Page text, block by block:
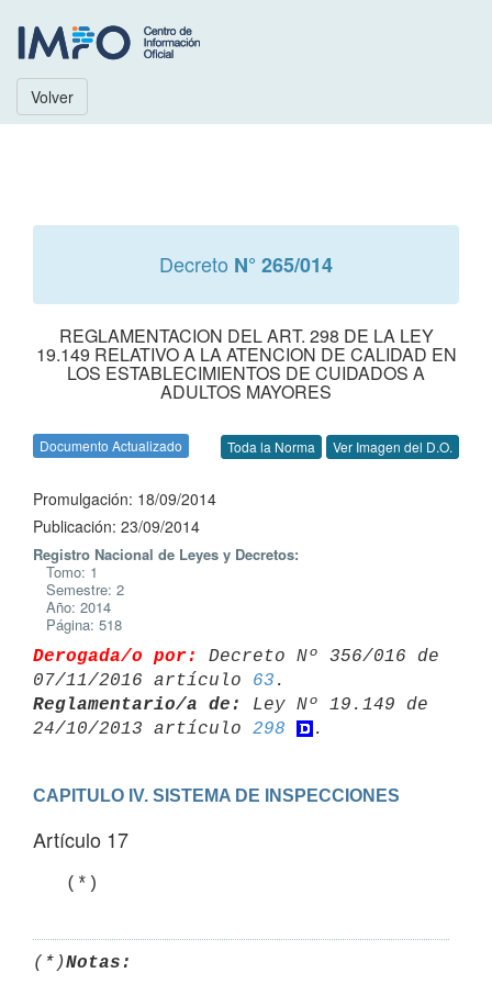
Volver
Decreto N° 265/014
REGLAMENTACION DEL ART. 298 DE LA LEY
19.149 RELATIVO A LA ATENCION DE CALIDAD EN
LOS ESTABLECIMIENTOS DE CUIDADOS A
ADULTOS MAYORES
Documento Actualizado Toda la Norma Ver Imagen del D.O.
Promulgación: 18/09/2014
Publicación: 23/09/2014
Registro Nacional de Leyes y Decretos:
Tomo: 1
Semestre: 2
Año: 2014
Página: 518
Derogada/o por:
Decreto Nº 356/016 de
07/11/2016 artículo 63
Reglamentario/a de:
Ley Nº 19.149 de
24/10/2013 artículo 298
CAPITULO IV. SISTEMA DE INSPECCIONES
Artículo 17
   (*)
(*)Notas: